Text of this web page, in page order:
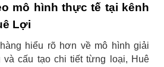
mô hình thực tế tại kênh
Lợi
hiểu rõ hơn về mô hình giải
và cấu tạo chi tiết từng loại, Huê